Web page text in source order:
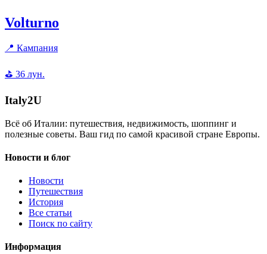
Volturno
📍 Кампания
⛳ 36 лун.
Italy2U
Всё об Италии: путешествия, недвижимость, шоппинг и
полезные советы. Ваш гид по самой красивой стране Европы.
Новости и блог
Новости
Путешествия
История
Все статьи
Поиск по сайту
Информация